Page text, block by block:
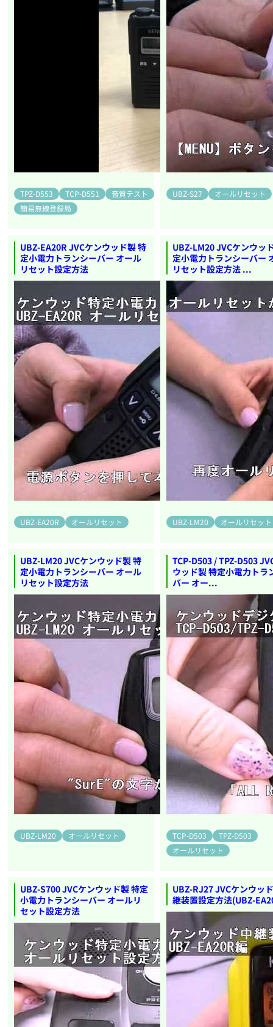
TPZ-D553 TCP-D551
音質テスト
簡易無線登録局
UBZ-S27 オールリセット
UBZ-EA20R JVCケンウッド製 特
定小電力トランシーバー オール
リセット設定方法
UBZ-EA20R オールリセット
UBZ-LM20 JVCケンウッ
定小電力トランシーバー
リセット設定方法 ...
UBZ-LM20 オールリセット
UBZ-LM20 JVCケンウッド製 特
定小電力トランシーバー オール
リセット設定方法
UBZ-LM20 オールリセット
TCP-D503 / TPZ-D503
ウッド製 特定小電力トラ
バー オー...
TCP-D503
TPZ-D503
オールリセット
UBZ-S700 JVCケンウッド製 特定
小電力トランシーバー オールリ
セット設定方法
UBZ-RJ27 JVCケンウッ
継装置設定方法(UBZ-